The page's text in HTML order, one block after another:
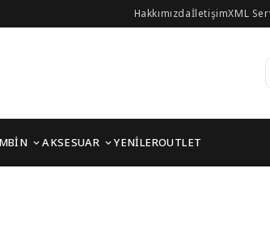
HakkımızdaİletişimXML
AKSESUAR YENİLEROUTLET
Şahmeran